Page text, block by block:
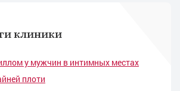
клиники
у мужчин в интимных местах
плоти